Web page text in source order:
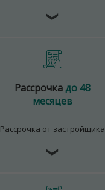
❯
Рассрочкадо 48
месяцев
Рассрочка от застройщика
❯